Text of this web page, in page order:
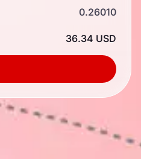
0.26010
36.34 USD